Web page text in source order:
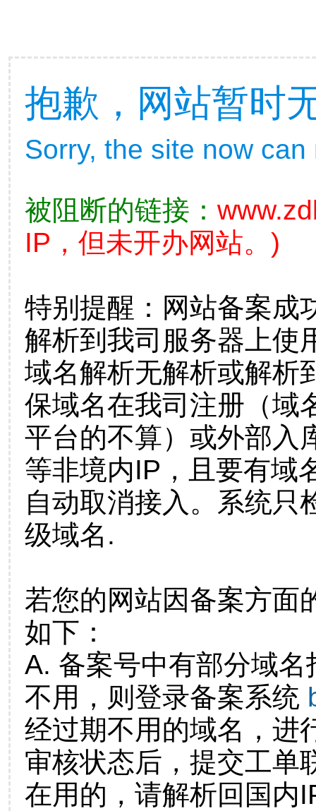
抱歉，网站暂时
Sorry, the site now
被阻断的链接：
IP，但未开办网站。)
特别提醒：网站备案成
解析到我司服务器上使
域名解析无解析或解析
保域名在我司注册（域
平台的不算）或外部入
等非境内IP，且要有域
自动取消接入。系统只
级域名.
若您的网站因备案方面
如下：
A. 备案号中有部分域
不用，则登录备案系统
经过期不用的域名，进
审核状态后，提交工单
在用的，请解析回国内